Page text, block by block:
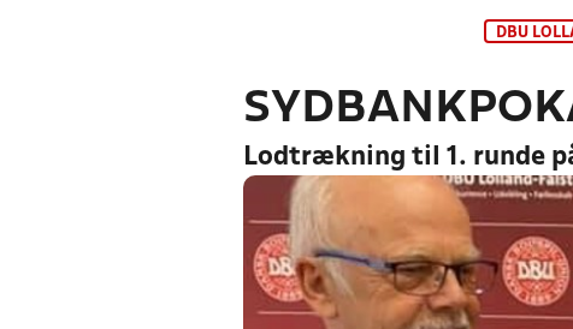
DBU
Lodtrækning til 1. runde